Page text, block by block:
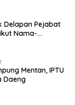
Delapan Pejabat
Nama-
Mentan, IPTU
Daeng